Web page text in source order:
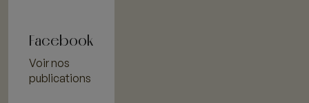
Facebook
Voir nos
publications